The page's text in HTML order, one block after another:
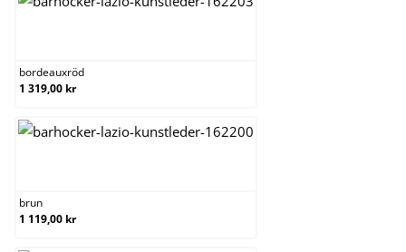
bordeauxröd
1 319,00 kr
brun
1 119,00 kr